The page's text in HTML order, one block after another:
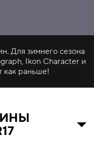
Для зимнего сезона
Ikon Character и
как раньше!